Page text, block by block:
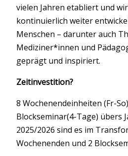
vielen Jahren etabliert und
kontinuierlich weiter
Menschen – darunter auch
Mediziner*innen und
geprägt und inspiriert.
Zeitinvestition?
8 Wochenendeinheiten (Fr-
Blockseminar(4-Tage) übers
2025/2026 sind es im
Wochenenden und 2